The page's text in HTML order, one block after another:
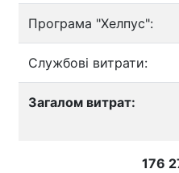
Програма "Хелпус":
Службові витрати:
Загалом витрат:
176